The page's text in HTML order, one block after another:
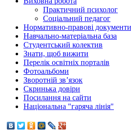
Практичний психолог
Соціальний педагог
Нормативно-правові документи
Навчально-матеріальна база
Студентський колектив
Знати, щоб вижити
Перелік освітніх порталів
Фотоальбоми
Зворотній зв’язок
Скринька довіри
Посилання на сайти
Національна "гаряча лінія"